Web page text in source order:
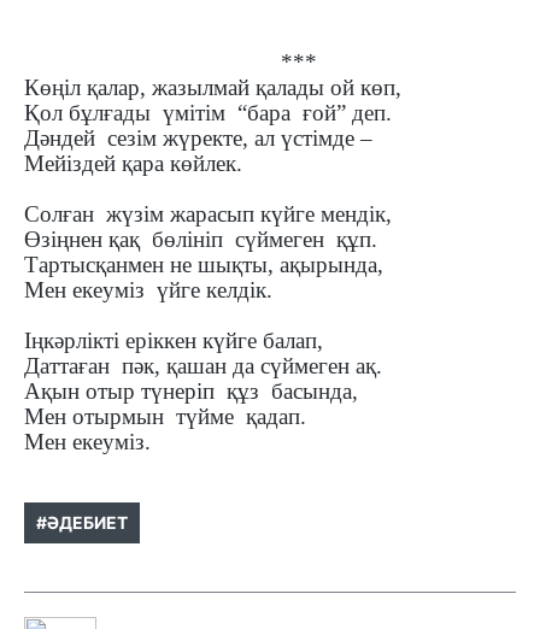
***
Көңіл қалар, жазылмай қалады ой көп,
Қол бұлғады үмітім “бара ғой” деп.
Дәндей сезім жүректе, ал үстімде –
Мейіздей қара көйлек.
Солған жүзім жарасып күйге мендік,
Өзіңнен қақ бөлініп сүймеген құп.
Тартысқанмен не шықты, ақырында,
Мен екеуміз үйге келдік.
Іңкәрлікті еріккен күйге балап,
Даттаған пәк, қашан да сүймеген ақ.
Ақын отыр түнеріп құз басында,
Мен отырмын түйме қадап.
Мен екеуміз.
#ӘДЕБИЕТ